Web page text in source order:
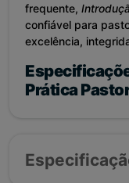
frequente,
confiável para
excelência,
Prática